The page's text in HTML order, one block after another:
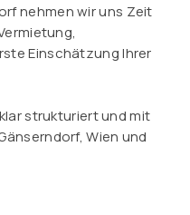
nehmen wir uns Zeit
Einschätzung Ihrer
strukturiert und mit
Wien und